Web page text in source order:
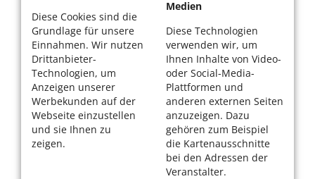
Diese Cookies sind die
Grundlage für unsere
Einnahmen. Wir nutzen
Drittanbieter-
Technologien, um
Anzeigen unserer
Werbekunden auf der
Webseite einzustellen
und sie Ihnen zu
zeigen.
Medien
Diese Technologien
verwenden wir, um
Ihnen Inhalte von Video-
oder Social-Media-
Plattformen und
anderen externen Seiten
anzuzeigen. Dazu
gehören zum Beispiel
die Kartenausschnitte
bei den Adressen der
Veranstalter.